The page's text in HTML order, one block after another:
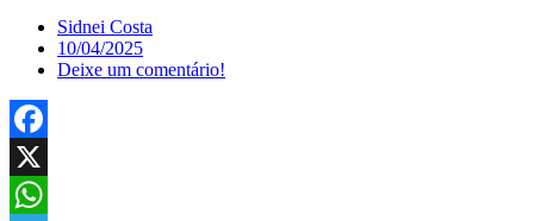
Sidnei Costa
10/04/2025
Deixe um comentário!
Facebook
X